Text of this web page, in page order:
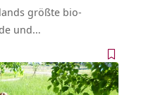
größte bio-
und…